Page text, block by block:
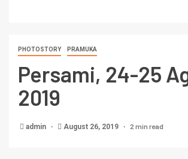
PHOTOSTORY PRAMUKA
Persami, 24-25
2019
admin August 26, 2019 2 min read